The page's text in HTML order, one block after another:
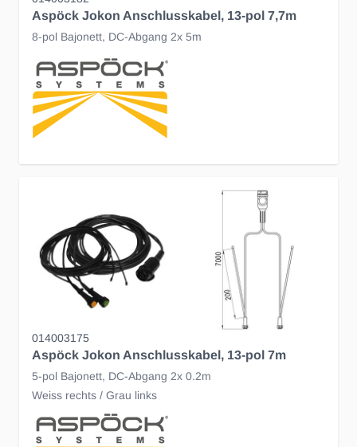
Aspöck Jokon Anschlusskabel, 13-pol 7,7m
8-pol Bajonett, DC-Abgang 2x 5m
014003175
Aspöck Jokon Anschlusskabel, 13-pol 7m
5-pol Bajonett, DC-Abgang 2x 0.2m
Weiss rechts / Grau links